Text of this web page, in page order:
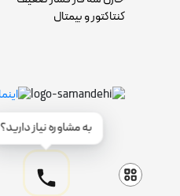
کنتاکتور و بیمتال
به مشاوره نیاز دارید؟